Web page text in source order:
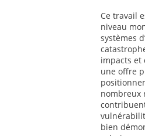
Ce travail
niveau
systèmes
impacts et
une offre
nombreux
bien